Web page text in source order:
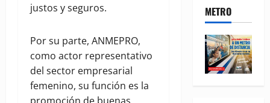
justos y seguros.
Por su parte, ANMEPRO,
como actor representativo
del sector empresarial
femenino, su función es la
METRO